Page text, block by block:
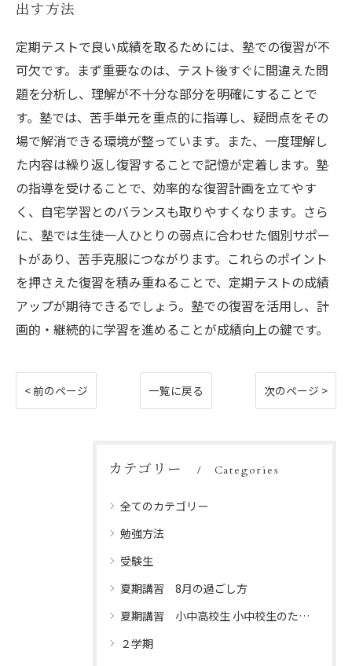
出す方法
定期テストで良い成績を取るためには、塾での復習が不
可欠です。まず重要なのは、テスト後すぐに間違えた問
題を分析し、理解が不十分な部分を明確にすることで
す。塾では、苦手単元を重点的に指導し、疑問点をその
場で解消できる環境が整っています。また、一度理解し
た内容は繰り返し復習することで記憶が定着します。塾
の指導を受けることで、効率的な復習計画を立てやす
く、自宅学習とのバランスも取りやすくなります。さら
に、塾では生徒一人ひとりの弱点に合わせた個別サポー
トがあり、苦手克服につながります。これらのポイント
を押さえた復習を積み重ねることで、定期テストの成績
アップが期待できるでしょう。塾での復習を活用し、計
画的・継続的に学習を進めることが成績向上の鍵です。
< 前のページ 一覧に戻る 次のページ >
カテゴリー Categories
全てのカテゴリー
勉強方法
受験生
夏期講習 8月の過ごし方
夏期講習 小中高校生 小中校生のための夏休みプログラム
２学期